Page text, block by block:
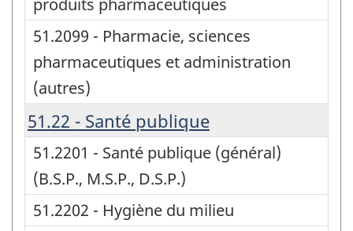
51.2099 - Pharmacie, sciences
pharmaceutiques et administration
(autres)
51.22 - Santé publique
51.2201 - Santé publique (général)
(B.S.P., M.S.P., D.S.P.)
51.2202 - Hygiène du milieu